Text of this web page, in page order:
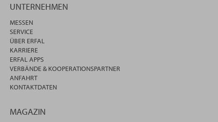
UNTERNEHMEN
MESSEN
SERVICE
ÜBER ERFAL
KARRIERE
ERFAL APPS
VERBÄNDE & KOOPERATIONSPARTNER
ANFAHRT
KONTAKTDATEN
MAGAZIN